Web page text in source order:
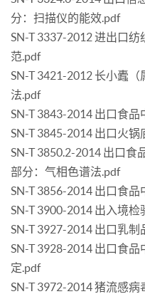
分：扫描仪的能效.pdf
SN-T 3337-2012 进出口
范.pdf
SN-T 3421-2012 长小蠹
法.pdf
SN-T 3843-2014 出口食
SN-T 3845-2014 出口火
SN-T 3850.2-2014 出口食
部分：气相色谱法.pdf
SN-T 3856-2014 出口食
SN-T 3900-2014 出入境
SN-T 3927-2014 出口乳
SN-T 3928-2014 出口食
定.pdf
SN-T 3972-2014 猪流感